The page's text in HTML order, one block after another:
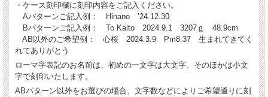
・ケース刻印欄に刻印内容をご記入ください。
Aパターンご記入例： Hinano ’24.12.30
Bパターンご記入例： To Kaito 2024.9.1 3207ｇ 48.9cm
AB以外のご希望例： 心桜 2024.3.9 Pm8:37 生まれてきてく
れてありがとう
ローマ字表記のお名前は、初めの一文字は大文字、そのほかは小文
字で刻印いたします。
ABパターン以外をお選びの場合、文字数などによりご希望通りに刻